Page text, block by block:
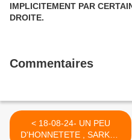
IMPLICITEMENT PAR CERTAINS MEDIAS D'EXTRÊME
DROITE.
Commentaires
< 18-08-24- UN PEU
D'HONNETETE , SARKO !